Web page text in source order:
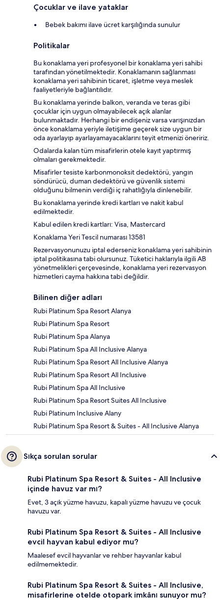
Çocuklar ve ilave yataklar
Bebek bakımı ilave ücret karşılığında sunulur
Politikalar
Bu konaklama yeri profesyonel bir konaklama yeri sahibi
tarafından yönetilmektedir. Konaklamanın sağlanması
konaklama yeri sahibinin ticaret, işletme veya meslek
faaliyetleriyle bağlantılıdır.
Bu konaklama yerinde balkon, veranda ve teras gibi
çocuklar için uygun olmayabilecek açık alanlar
bulunmaktadır. Herhangi bir endişeniz varsa varışınızdan
önce konaklama yeriyle iletişime geçerek size uygun bir
oda ayarlayıp ayarlayamayacaklarını teyit etmenizi öneririz.
Odalarda kalan tüm misafirlerin otele kayıt yaptırmış
olmaları gerekmektedir.
Misafirler tesiste karbonmonoksit dedektörü, yangın
söndürücü, duman dedektörü ve güvenlik sistemi
olduğunu bilmenin verdiği iç rahatlığıyla dinlenebilir.
Bu konaklama yerinde kredi kartları ve nakit kabul
edilmektedir.
Kabul edilen kredi kartları: Visa, Mastercard
Konaklama Yeri Tescil numarası 13581
Rezervasyonunuzu iptal ederseniz konaklama yeri sahibinin
iptal politikasına tabi olursunuz. Tüketici haklarıyla ilgili AB
yönetmelikleri çerçevesinde, konaklama yeri rezervasyon
hizmetleri cayma hakkına tabi değildir.
Bilinen diğer adları
Rubi Platinum Spa Resort Alanya
Rubi Platinum Spa Resort
Rubi Platinum Spa Alanya
Rubi Platinum Spa All Inclusive Alanya
Rubi Platinum Spa Resort All Inclusive Alanya
Rubi Platinum Spa Resort All Inclusive
Rubi Platinum Spa All Inclusive
Rubi Platinum Spa Resort Suites All Inclusive
Rubi Platinum Inclusive Alany
Rubi Platinum Spa Resort & Suites - All Inclusive Alanya
Sıkça sorulan sorular
Rubi Platinum Spa Resort & Suites - All Inclusive
içinde havuz var mı?
Evet, 3 açık yüzme havuzu, kapalı yüzme havuzu ve çocuk
havuzu var.
Rubi Platinum Spa Resort & Suites - All Inclusive
evcil hayvan kabul ediyor mu?
Maalesef evcil hayvanlar ve rehber hayvanlar kabul
edilmemektedir.
Rubi Platinum Spa Resort & Suites - All Inclusive,
misafirlerine otelde otopark imkânı sunuyor mu?